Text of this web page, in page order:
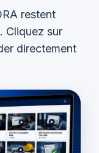
restent
Cliquez sur
directement